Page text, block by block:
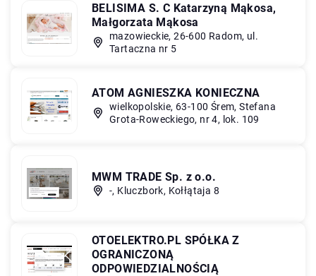
BELISIMA S. C Katarzyną Mąkosa,
Małgorzata Mąkosa
mazowieckie, 26-600 Radom, ul.
Tartaczna nr 5
ATOM AGNIESZKA KONIECZNA
wielkopolskie, 63-100 Śrem, Stefana
Grota-Roweckiego, nr 4, lok. 109
MWM TRADE Sp. z o.o.
-, Kluczbork, Kołłątaja 8
OTOELEKTRO.PL SPÓŁKA Z
OGRANICZONĄ
ODPOWIEDZIALNOŚCIĄ